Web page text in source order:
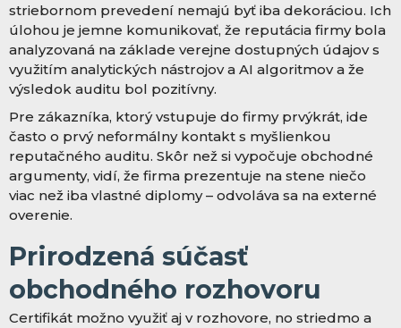
striebornom prevedení nemajú byť iba dekoráciou. Ich
úlohou je jemne komunikovať, že reputácia firmy bola
analyzovaná na základe verejne dostupných údajov s
využitím analytických nástrojov a AI algoritmov a že
výsledok auditu bol pozitívny.
Pre zákazníka, ktorý vstupuje do firmy prvýkrát, ide
často o prvý neformálny kontakt s myšlienkou
reputačného auditu. Skôr než si vypočuje obchodné
argumenty, vidí, že firma prezentuje na stene niečo
viac než iba vlastné diplomy – odvoláva sa na externé
overenie.
Prirodzená súčasť
obchodného rozhovoru
Certifikát možno využiť aj v rozhovore, no striedmo a